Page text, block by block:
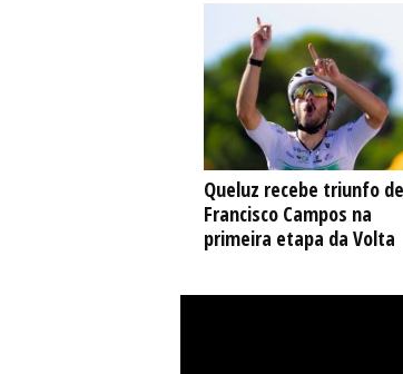
Queluz recebe triunfo de
Francisco Campos na
primeira etapa da Volta